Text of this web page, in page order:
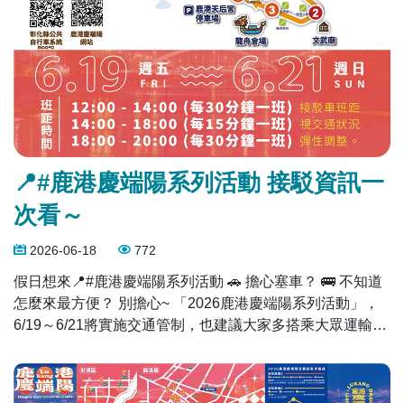
📍#鹿港慶端陽系列活動 接駁資訊一
次看～
2026-06-18 772
假日想來📍#鹿港慶端陽系列活動 🚗 擔心塞車？ 🚌 不知道
怎麼來最方便？ 別擔心~ 「2026鹿港慶端陽系列活動」，
6/19～6/21將實施交通管制，也建議大家多搭乘大眾運輸或
出發直達鹿港：台北轉運站搭乘【統聯客運 】1652鹿港下
車 ▪️台中出發直達鹿港：台中後火車站搭乘【ibus】 9018至